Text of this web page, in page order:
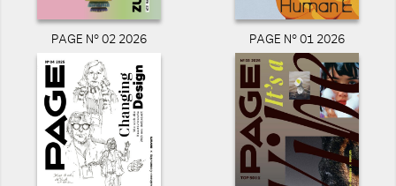
PAGE N° 02 2026 PAGE N° 01 2026